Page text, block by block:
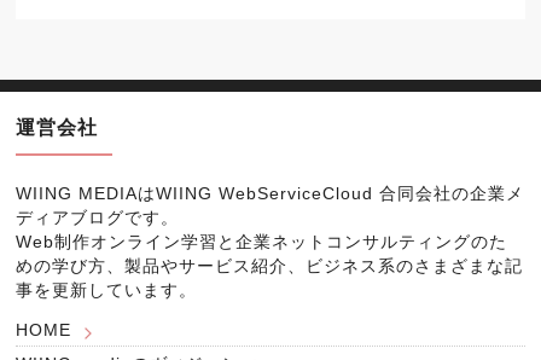
運営会社
WIING MEDIAはWIING WebServiceCloud 合同会社の企業メ
ディアブログです。
Web制作オンライン学習と企業ネットコンサルティングのた
めの学び方、製品やサービス紹介、ビジネス系のさまざまな記
事を更新しています。
HOME